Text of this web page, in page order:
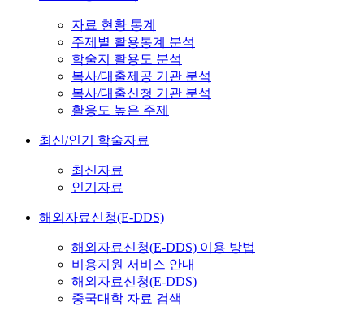
자료 현황 통계
주제별 활용통계 분석
학술지 활용도 분석
복사/대출제공 기관 분석
복사/대출신청 기관 분석
활용도 높은 주제
최신/인기 학술자료
최신자료
인기자료
해외자료신청(E-DDS)
해외자료신청(E-DDS) 이용 방법
비용지원 서비스 안내
해외자료신청(E-DDS)
중국대학 자료 검색